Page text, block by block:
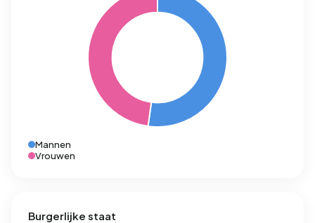
Mannen
Vrouwen
Burgerlijke staat